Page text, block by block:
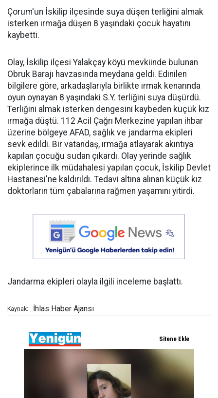
Çorum'un İskilip ilçesinde suya düşen terliğini almak
isterken ırmağa düşen 8 yaşındaki çocuk hayatını
kaybetti.
Olay, İskilip ilçesi Yalakçay köyü mevkiinde bulunan
Obruk Barajı havzasında meydana geldi. Edinilen
bilgilere göre, arkadaşlarıyla birlikte ırmak kenarında
oyun oynayan 8 yaşındaki S.Y. terliğini suya düşürdü.
Terliğini almak isterken dengesini kaybeden küçük kız
ırmağa düştü. 112 Acil Çağrı Merkezine yapılan ihbar
üzerine bölgeye AFAD, sağlık ve jandarma ekipleri
sevk edildi. Bir vatandaş, ırmağa atlayarak akıntıya
kapılan çocuğu sudan çıkardı. Olay yerinde sağlık
ekiplerince ilk müdahalesi yapılan çocuk, İskilip Devlet
Hastanesi'ne kaldırıldı. Tedavi altına alınan küçük kız
doktorların tüm çabalarına rağmen yaşamını yitirdi.
Jandarma ekipleri olayla ilgili inceleme başlattı.
Kaynak: İhlas Haber Ajansı